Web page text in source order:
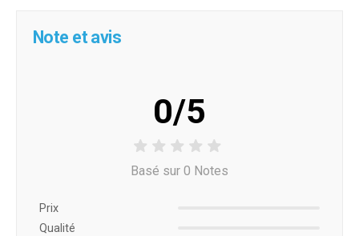
Note et avis
0/5
Basé sur 0 Notes
Prix ​​
Qualité